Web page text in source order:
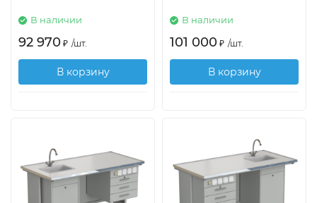
В наличии
92 970 ₽ /шт.
В корзину
В наличии
101 000 ₽ /шт.
В корзину